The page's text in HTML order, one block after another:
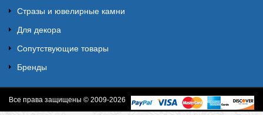
Стразы и ювелирные камни
Для декора
Сопутствующие товары
Бренды
Все права защищены © 2009-2026